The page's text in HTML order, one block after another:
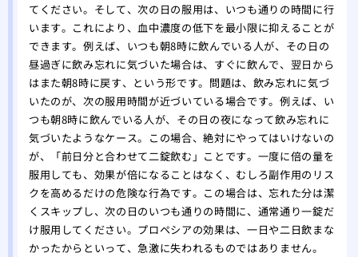
薄
院
夏
する
有
る方
あ
の
大阪
リ
版
専
てください。そして、次の日の服用は、いつも通りの時間に行
います。これにより、血中濃度の低下を最小限に抑えることが
できます。例えば、いつも朝8時に飲んでいる人が、その日の
昼過ぎに飲み忘れに気づいた場合は、すぐに飲んで、翌日から
はまた朝8時に戻す、という形です。問題は、飲み忘れに気づ
いたのが、次の服用時間が近づいている場合です。例えば、い
つも朝8時に飲んでいる人が、その日の夜になって飲み忘れに
気づいたようなケース。この場合、絶対にやってはいけないの
が、「前日分と合わせて二錠飲む」ことです。一度に倍の量を
服用しても、効果が倍になることはなく、むしろ副作用のリス
クを高めるだけの危険な行為です。この場合は、忘れた分は潔
くスキップし、次の日のいつも通りの時間に、通常通り一錠だ
け服用してください。プロペシアの効果は、一日や二日飲まな
かったからといって、急激に失われるものではありません。